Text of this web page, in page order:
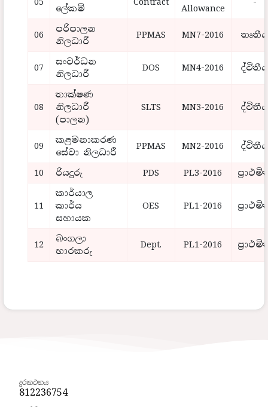
ලේකම්
Allowance
06
පරිපාලන
නිලධාරී
PPMAS MN7-2016 තෘතීය
07
සංවර්ධන
නිලධාරී
DOS MN4-2016 ද්විතීය
08
තාක්ෂණ
නිලධාරී
(පාලන)
SLTS MN3-2016 ද්විතීය
09
කළමනාකරණ
සේවා නිලධාරී
PPMAS MN2-2016 ද්විතීය
10 රියදුරු PDS PL3-2016
11
කාර්යාල
කාර්ය
සහායක
OES PL1-2016
12
බංගලා
භාරකරු
Dept. PL1-2016
දුරකථනය
812236754